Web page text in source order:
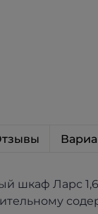
шкаф Ларс